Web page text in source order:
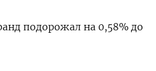
подорожал на 0,58% до